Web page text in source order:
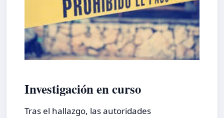
Investigación en curso
Tras el hallazgo, las autoridades